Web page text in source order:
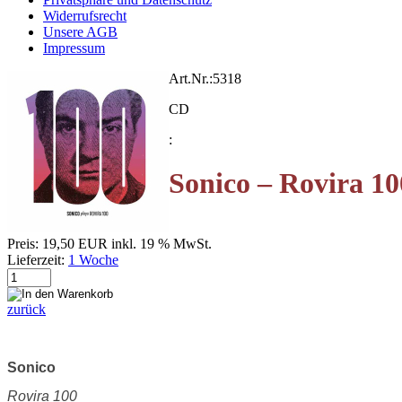
Widerrufsrecht
Unsere AGB
Impressum
Art.Nr.:5318
CD
:
Sonico – Rovira
Preis: 19,50 EUR inkl. 19 % MwSt.
Lieferzeit: 1 Woche
zurück
Sonico
Rovira 100